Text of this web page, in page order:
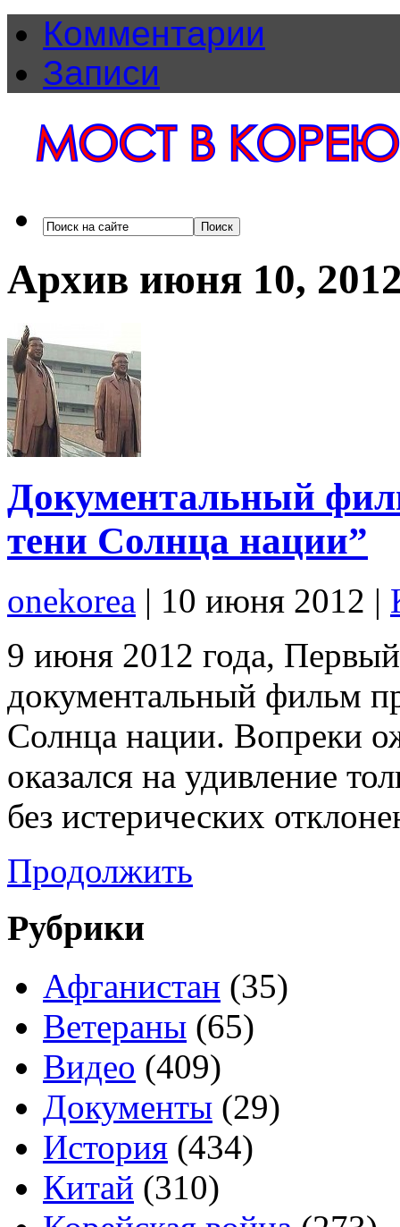
Комментарии
Записи
Архив июня 10,
Документальный
тени Солнца нации”
onekorea | 10 июня 2012 |
9 июня 2012 года, Первый
документальный фильм
Солнца нации. Вопреки
оказался на удивление
без истерических
Продолжить
Рубрики
Афганистан (35)
Ветераны (65)
Видео (409)
Документы (29)
История (434)
Китай (310)